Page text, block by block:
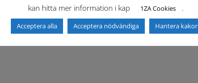
Dokumentbibliotek Kontaktlista
kan hitta mer information i kap
1ZA Cookies .
Acceptera alla Acceptera nödvändiga Hantera kakor